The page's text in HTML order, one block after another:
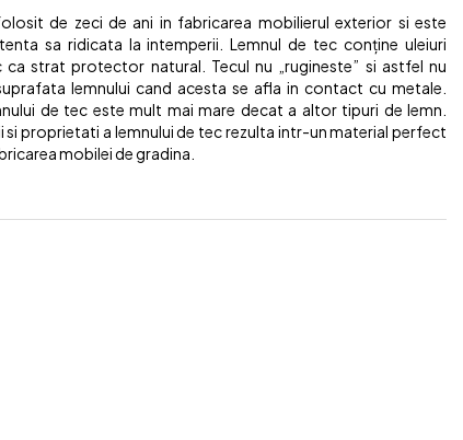
de zeci de ani in fabricarea mobilierul exterior si este
sa ridicata la intemperii. Lemnul de tec conține uleiuri
ca strat protector natural. Tecul nu „rugineste” si astfel nu
lemnului cand acesta se afla in contact cu metale.
de tec este mult mai mare decat a altor tipuri de lemn.
si proprietati a lemnului de tec rezulta intr-un material perfect
mobilei de gradina.